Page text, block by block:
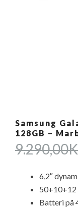
Samsung
128GB –
9.290,00
6,2″
Batteri på